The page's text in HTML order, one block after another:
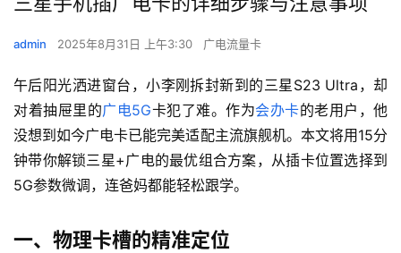
admin 2025年8月31日 上午3:30 广电流量卡
午后阳光洒进窗台，小李刚拆封新到的三星S23 Ultra，却
对着抽屉里的广电5G卡犯了难。作为会办卡的老用户，他
没想到如今广电卡已能完美适配主流旗舰机。本文将用15分
钟带你解锁三星+广电的最优组合方案，从插卡位置选择到
5G参数微调，连爸妈都能轻松跟学。
一、物理卡槽的精准定位